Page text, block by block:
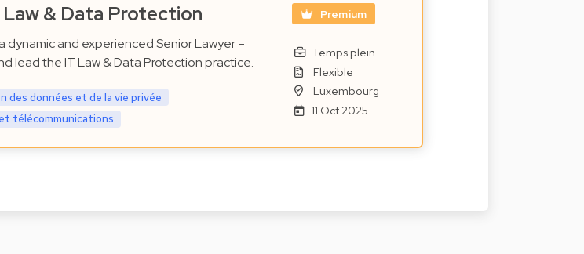
Law & Data Protection Premium
dynamic and experienced Senior Lawyer –
lead the IT Law & Data Protection practice.
des données et de la vie privée
télécommunications
Temps plein
Flexible
Luxembourg
11 Oct 2025